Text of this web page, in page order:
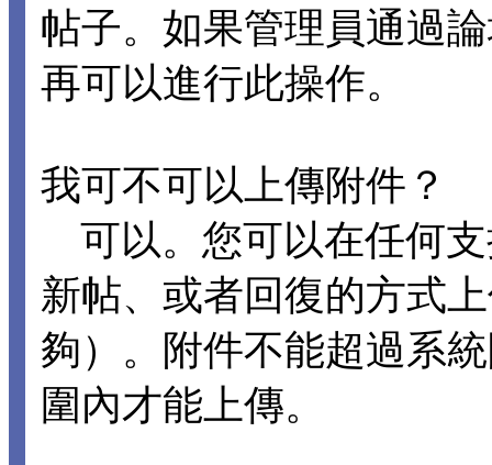
帖子。如果管理員通過
再可以進行此操作。
我可不可以上傳附件？
可以。您可以在任何
新帖、或者回復的方式
夠）。附件不能超過系
圍內才能上傳。